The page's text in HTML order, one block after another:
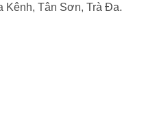
Kênh, Tân Sơn, Trà Đa.